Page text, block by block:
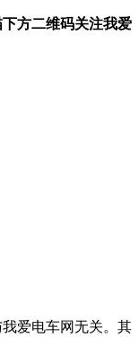
方二维码关注我爱
爱电车网无关。其